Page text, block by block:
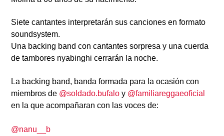
Siete cantantes interpretarán sus canciones en formato
soundsystem.
Una backing band con cantantes sorpresa y una cuerda
de tambores nyabinghi cerrarán la noche.
La backing band, banda formada para la ocasión con
miembros de @soldado.bufalo y @familiareggaeoficial
en la que acompañaran con las voces de:
@nanu__b